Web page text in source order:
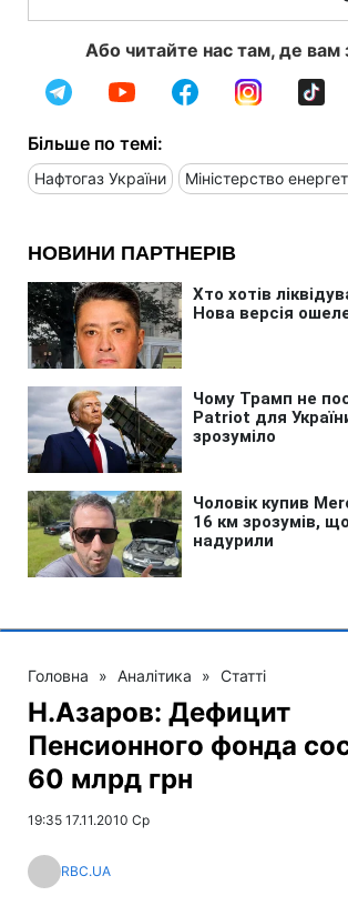
Або читайте нас там, де вам
Більше по темі:
Нафтогаз України Міністерство
Головна » Аналітика » Статті
Н.Азаров: Дефицит
Пенсионного фонда
60 млрд грн
19:35 17.11.2010 Ср
RBC.UA